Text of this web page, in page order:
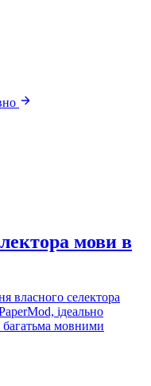
мови в
власного селектора
ідеально
багатьма мовними